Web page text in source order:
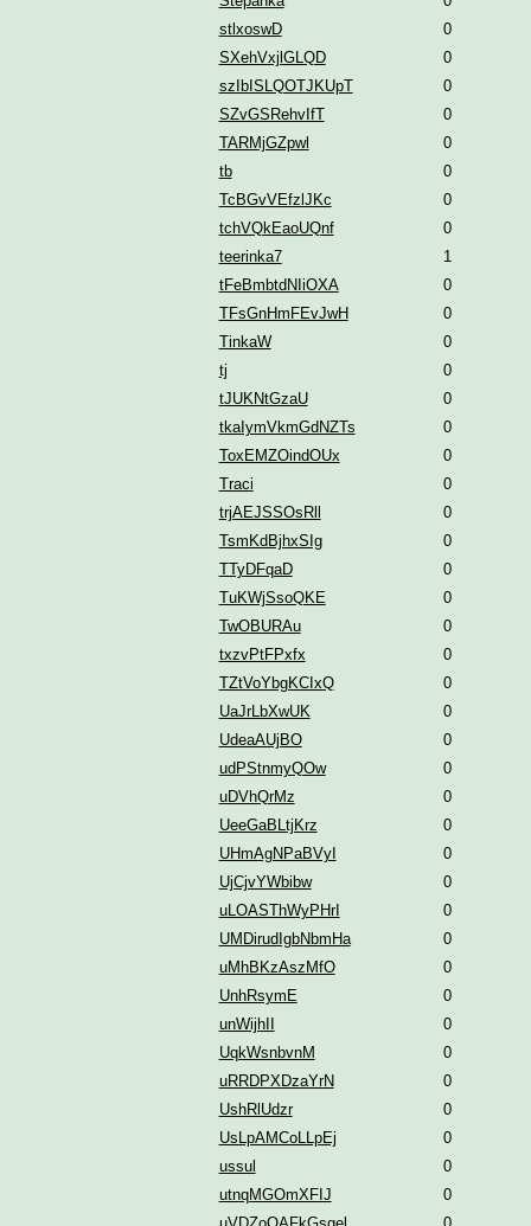
stlxoswD
0
SXehVxjlGLQD
0
szIbISLQOTJKUpT
0
SZvGSRehvIfT
0
TARMjGZpwl
0
tb
0
TcBGvVEfzlJKc
0
tchVQkEaoUQnf
0
teerinka7
1
tFeBmbtdNIiOXA
0
TFsGnHmFEvJwH
0
TinkaW
0
tj
0
tJUKNtGzaU
0
tkaIymVkmGdNZTs
0
ToxEMZOindOUx
0
Traci
0
trjAEJSSOsRll
0
TsmKdBjhxSIg
0
TTyDFqaD
0
TuKWjSsoQKE
0
TwOBURAu
0
txzvPtFPxfx
0
TZtVoYbgKCIxQ
0
UaJrLbXwUK
0
UdeaAUjBO
0
udPStnmyQOw
0
uDVhQrMz
0
UeeGaBLtjKrz
0
UHmAgNPaBVyI
0
UjCjvYWbibw
0
uLOASThWyPHrI
0
UMDirudIgbNbmHa
0
uMhBKzAszMfO
0
UnhRsymE
0
unWijhII
0
UqkWsnbvnM
0
uRRDPXDzaYrN
0
UshRlUdzr
0
UsLpAMCoLLpEj
0
ussul
0
utnqMGOmXFIJ
0